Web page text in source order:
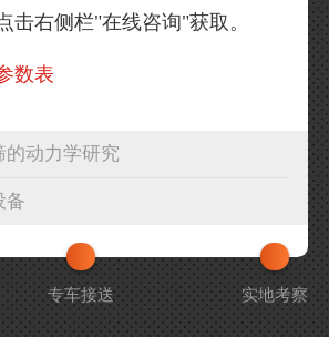
击右侧栏"在线咨询"获取。
数表
的动力学研究
备
专车接送 实地考察